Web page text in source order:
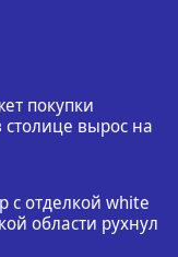
покупки
столице вырос на
с отделкой white
области рухнул